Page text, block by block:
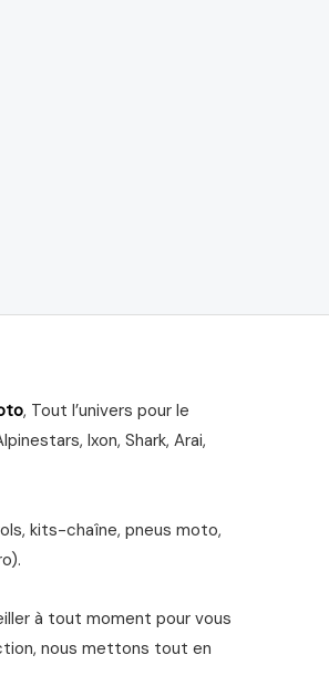
, Tout l’univers pour le
Ixon, Shark, Arai,
kits-chaîne, pneus moto,
à tout moment pour vous
nous mettons tout en